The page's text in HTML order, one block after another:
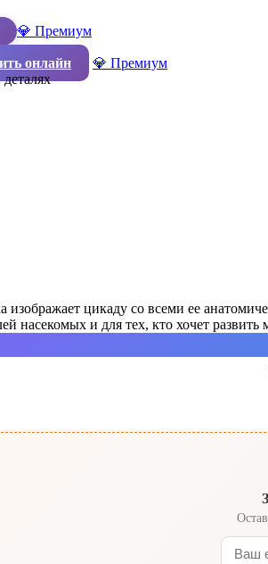
💎 Премиум
онлайн
💎 Премиум
изображает цикаду со всеми ее
насекомых и для тех, кто хочет